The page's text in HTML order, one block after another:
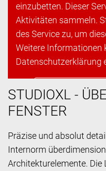
einzubetten. Dieser
Aktivitäten sammeln.
des Service zu, um
Weitere Informationen
Datenschutzerklärung
Cookies
STUDIOXL -
FENSTER
Präzise und absolut
Internorm
Architekturelemente. Die